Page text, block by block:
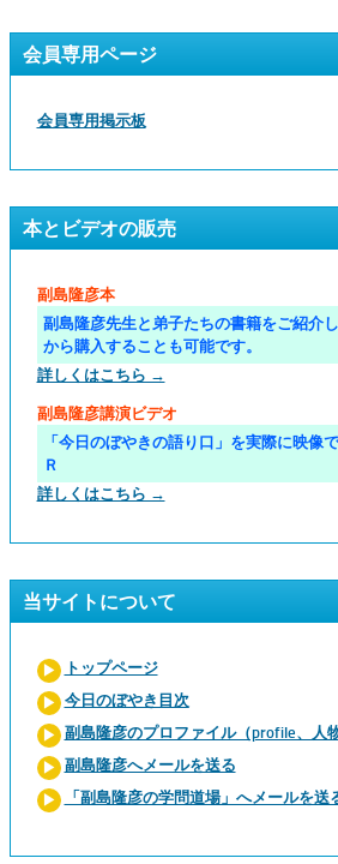
会員専用ページ
会員専用掲示板
本とビデオの販売
副島隆彦本
副島隆彦先生と弟子たちの書籍をご紹介
から購入することも可能です。
詳しくはこちら →
副島隆彦講演ビデオ
「今日のぼやきの語り口」を実際に映像
Ｒ
詳しくはこちら →
当サイトについて
トップページ
今日のぼやき目次
副島隆彦のプロファイル（profile、人物
副島隆彦へメールを送る
「副島隆彦の学問道場」へメールを送